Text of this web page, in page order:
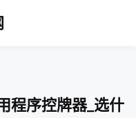
程序控牌器_选什